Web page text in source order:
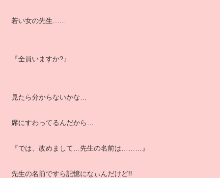
若い女の先生……
『全員いますか?』
見たら分からないかな…
席にすわってるんだから…
『では、改めまして…先生の名前は………』
先生の名前ですら記憶になぃんだけど!!